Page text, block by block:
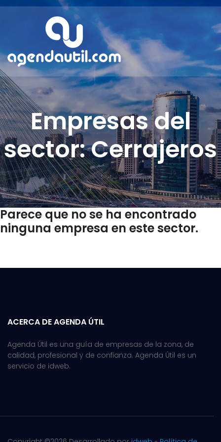
Empresas del
sector: Cerrajeros
Parece que no se ha encontrado
ninguna empresa en este sector.
ACERCA DE AGENDA ÚTIL
Agenda Útil es una guía de empresas de la zona, de
calidad, profesional y de confianza. Agenda Útil es un
servicio de idweb.